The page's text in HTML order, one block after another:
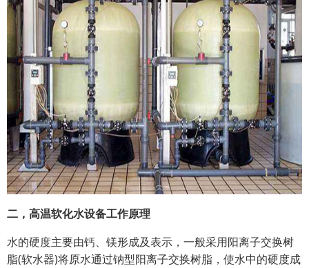
二，高温软化水设备工作原理
水的硬度主要由钙、镁形成及表示，一般采用阳离子交换树
脂(软水器)将原水通过钠型阳离子交换树脂，使水中的硬度成